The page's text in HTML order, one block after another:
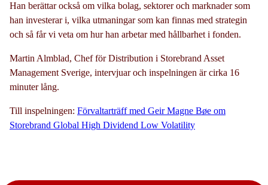
Han berättar också om vilka bolag, sektorer och marknader som
han investerar i, vilka utmaningar som kan finnas med strategin
och så får vi veta om hur han arbetar med hållbarhet i fonden.
Martin Almblad, Chef för Distribution i Storebrand Asset
Management Sverige, intervjuar och inspelningen är cirka 16
minuter lång.
Till inspelningen: Förvaltarträff med Geir Magne Bøe om
Storebrand Global High Dividend Low Volatility